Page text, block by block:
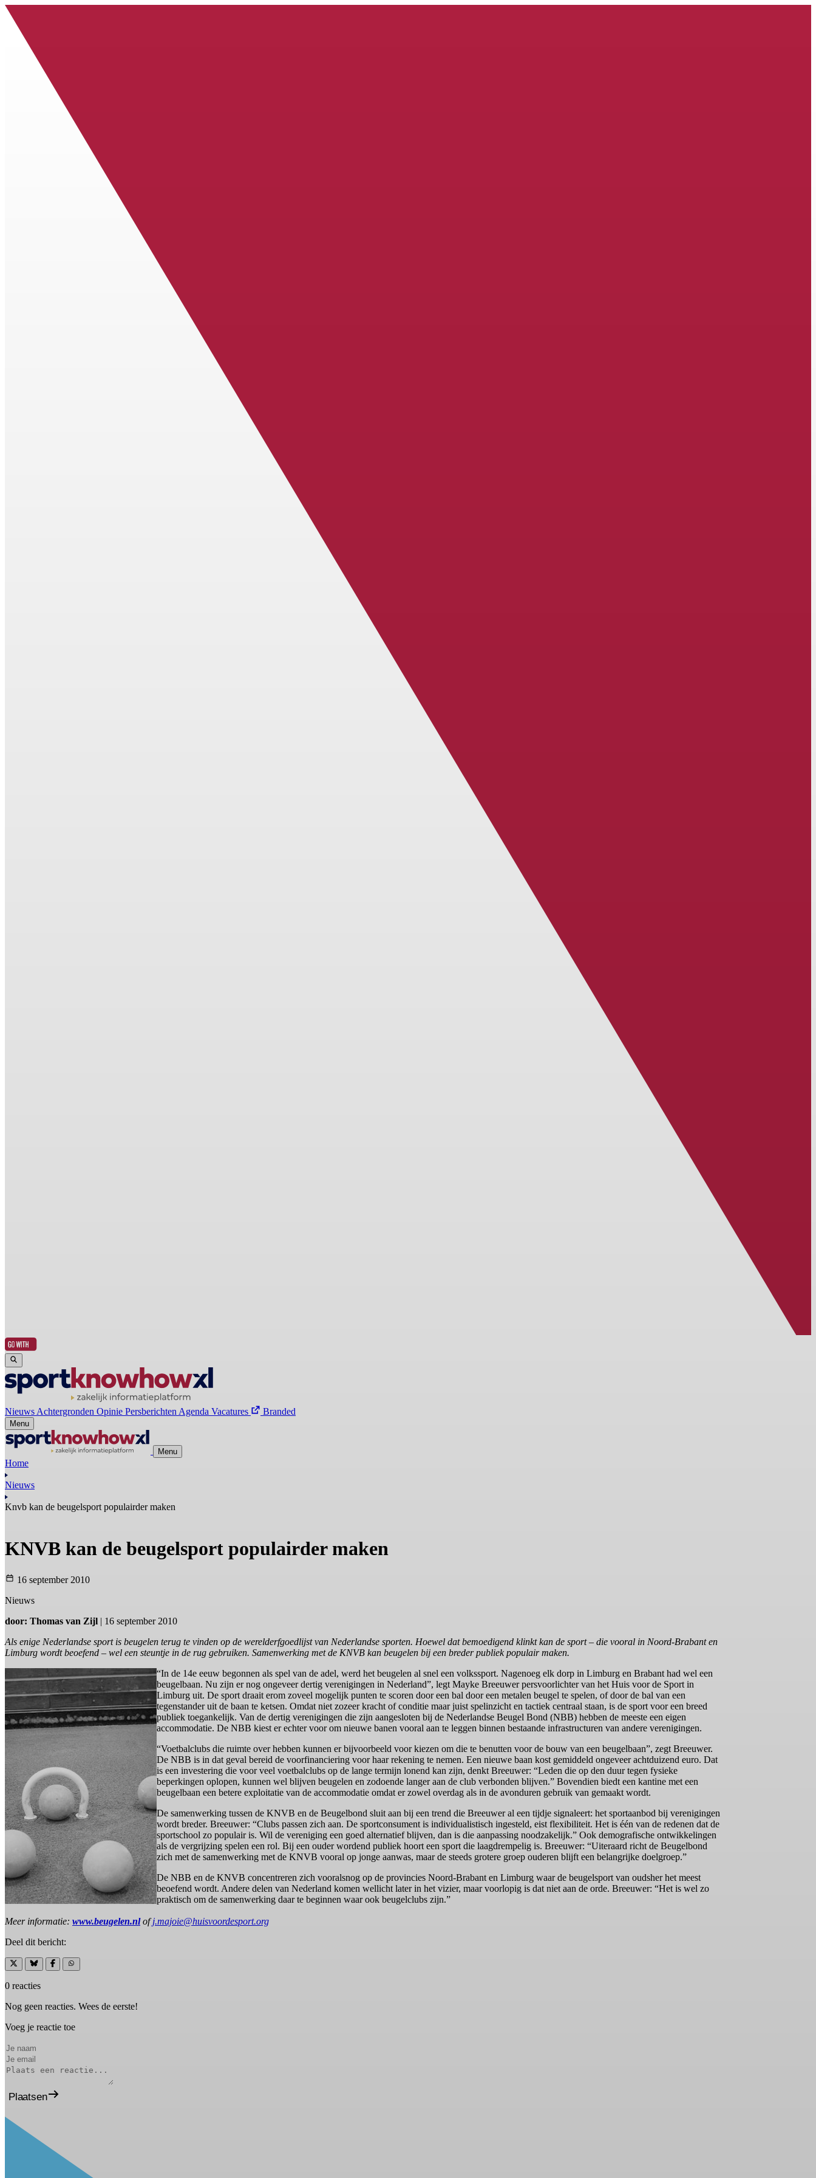
Nieuws Achtergronden Opinie Persberichten Agenda Vacatures Branded
Menu
Menu
Home
Nieuws
Knvb kan de beugelsport populairder maken
KNVB kan de beugelsport populairder maken
16 september 2010
Nieuws
door: Thomas van Zijl | 16 september 2010
Als enige Nederlandse sport is beugelen terug te vinden op de werelderfgoedlijst van Nederlandse sporten. Hoewel dat bemoedigend klinkt kan de sport – die vooral in Noord-Brabant en
Limburg wordt beoefend – wel een steuntje in de rug gebruiken. Samenwerking met de KNVB kan beugelen bij een breder publiek populair maken.
“In de 14e eeuw begonnen als spel van de adel, werd het beugelen al snel een volkssport. Nagenoeg elk dorp in Limburg en Brabant had wel een
beugelbaan. Nu zijn er nog ongeveer dertig verenigingen in Nederland”, legt Mayke Breeuwer persvoorlichter van het Huis voor de Sport in
Limburg uit. De sport draait erom zoveel mogelijk punten te scoren door een bal door een metalen beugel te spelen, of door de bal van een
tegenstander uit de baan te ketsen. Omdat niet zozeer kracht of conditie maar juist spelinzicht en tactiek centraal staan, is de sport voor een breed
publiek toegankelijk. Van de dertig verenigingen die zijn aangesloten bij de Nederlandse Beugel Bond (NBB) hebben de meeste een eigen
accommodatie. De NBB kiest er echter voor om nieuwe banen vooral aan te leggen binnen bestaande infrastructuren van andere verenigingen.
“Voetbalclubs die ruimte over hebben kunnen er bijvoorbeeld voor kiezen om die te benutten voor de bouw van een beugelbaan”, zegt Breeuwer.
De NBB is in dat geval bereid de voorfinanciering voor haar rekening te nemen. Een nieuwe baan kost gemiddeld ongeveer achtduizend euro. Dat
is een investering die voor veel voetbalclubs op de lange termijn lonend kan zijn, denkt Breeuwer: “Leden die op den duur tegen fysieke
beperkingen oplopen, kunnen wel blijven beugelen en zodoende langer aan de club verbonden blijven.” Bovendien biedt een kantine met een
beugelbaan een betere exploitatie van de accommodatie omdat er zowel overdag als in de avonduren gebruik van gemaakt wordt.
De samenwerking tussen de KNVB en de Beugelbond sluit aan bij een trend die Breeuwer al een tijdje signaleert: het sportaanbod bij verenigingen
wordt breder. Breeuwer: “Clubs passen zich aan. De sportconsument is individualistisch ingesteld, eist flexibiliteit. Het is één van de redenen dat de
sportschool zo populair is. Wil de vereniging een goed alternatief blijven, dan is die aanpassing noodzakelijk.” Ook demografische ontwikkelingen
als de vergrijzing spelen een rol. Bij een ouder wordend publiek hoort een sport die laagdrempelig is. Breeuwer: “Uiteraard richt de Beugelbond
zich met de samenwerking met de KNVB vooral op jonge aanwas, maar de steeds grotere groep ouderen blijft een belangrijke doelgroep.”
De NBB en de KNVB concentreren zich vooralsnog op de provincies Noord-Brabant en Limburg waar de beugelsport van oudsher het meest
beoefend wordt. Andere delen van Nederland komen wellicht later in het vizier, maar voorlopig is dat niet aan de orde. Breeuwer: “Het is wel zo
praktisch om de samenwerking daar te beginnen waar ook beugelclubs zijn.”
Meer informatie: www.beugelen.nlofj.majoie@huisvoordesport.org
Deel dit bericht:
0 reacties
Nog geen reacties. Wees de eerste!
Voeg je reactie toe
Plaatsen